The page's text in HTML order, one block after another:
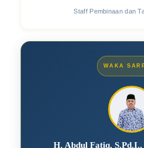
Staff Pembinaan dan
WAKA
H. Abdul Fatiq,